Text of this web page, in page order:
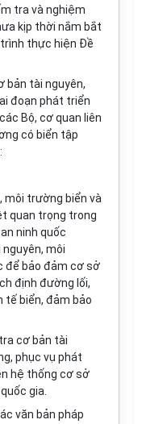
tra và nghiệm
kịp thời nắm bắt
thực hiện Đề
bản tài nguyên,
đoạn phát triển
Bộ, cơ quan liên
g có biển tập
môi trường biển và
quan trọng trong
ninh quốc
môi
để bảo đảm cơ sở
định đường lối,
tế biển, đảm bảo
cơ bản tài
phục vụ phát
hệ thống cơ sở
gia.
văn bản pháp